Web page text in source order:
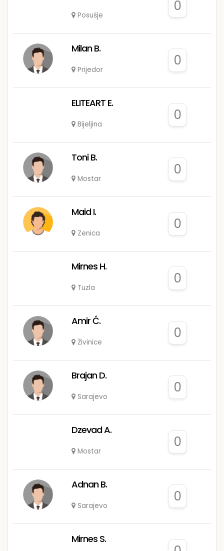
Posušje
0
Milan B.
Prijedor
0
ELITEART E.
Bijeljina
0
Toni B.
Mostar
0
Maid I.
Zenica
0
Mirnes H.
Tuzla
0
Amir Ć.
Živinice
0
Brajan D.
Sarajevo
0
Dzevad A.
Mostar
0
Adnan B.
Sarajevo
0
Mirnes S.